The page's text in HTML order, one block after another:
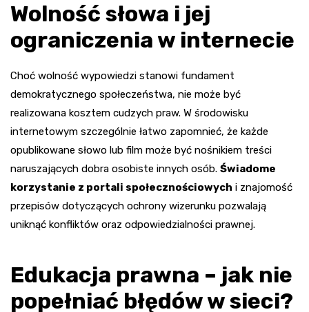
Wolność słowa i jej
ograniczenia w internecie
Choć wolność wypowiedzi stanowi fundament
demokratycznego społeczeństwa, nie może być
realizowana kosztem cudzych praw. W środowisku
internetowym szczególnie łatwo zapomnieć, że każde
opublikowane słowo lub film może być nośnikiem treści
naruszających dobra osobiste innych osób. Świadome
korzystanie z portali społecznościowych i znajomość
przepisów dotyczących ochrony wizerunku pozwalają
uniknąć konfliktów oraz odpowiedzialności prawnej.
Edukacja prawna – jak nie
popełniać błędów w sieci?